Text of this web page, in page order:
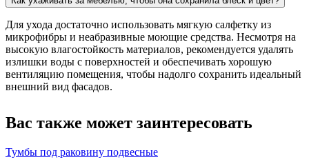
Для ухода достаточно использовать мягкую салфетку из
микрофибры и неабразивные моющие средства. Несмотря на
высокую влагостойкость материалов, рекомендуется удалять
излишки воды с поверхностей и обеспечивать хорошую
вентиляцию помещения, чтобы надолго сохранить идеальный
внешний вид фасадов.
Вас также может заинтересовать
Тумбы под раковину подвесные